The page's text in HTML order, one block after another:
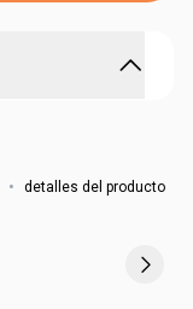
• detalles del producto